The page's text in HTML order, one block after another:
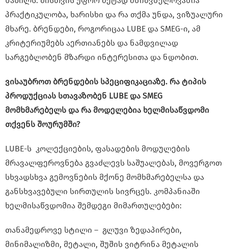
პრაქტიკულობა, ხარისხი და რა თქმა უნდა, ვიზუალური
მხარე. ბრენდები, როგორიცაა LUBE და SMEG-ი, ამ
კრიტერიუმებს აერთიანებს და ნამდვილად
სარგებლობენ მზარდი ინტერესითა და ნდობით.
ვისაუბროთ ბრენდების სპეციფიკაციაზე. რა ტიპის
პროდუქციას სთავაზობენ LUBE და SMEG
მომხმარებელს და რა მოდელებია ხელმისაწვდომი
თქვენს შოურუმში?
LUBE-ს კოლექციების, ფასადების მოდულების
მრავალფეროვნება გვაძლევს საშუალებას, მოვერგოთ
სხვადსხვა გემოვნების მქონე მომხმარებელსა და
განსხვავებული სირთულის სივრცეს. კომპანიაში
ხელმისაწვდომია შემდეგი მიმართულებები:
თანამედროვე სტილი – გლუვი ზედაპირები,
მინიმალიზმი, მეტალი, შუშის ვიტრინა მეტალის